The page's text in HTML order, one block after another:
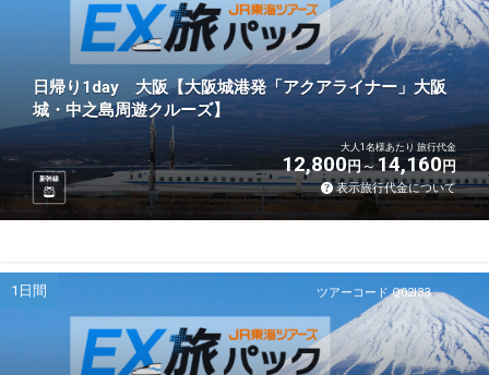
日帰り1day 大阪【大阪城港発「アクアライナー」大阪
城・中之島周遊クルーズ】
新幹線
大人1名様あたり 旅行代金
12,800円 14,160円
表示旅行代金について
ツアーコード Q02I33
1日間